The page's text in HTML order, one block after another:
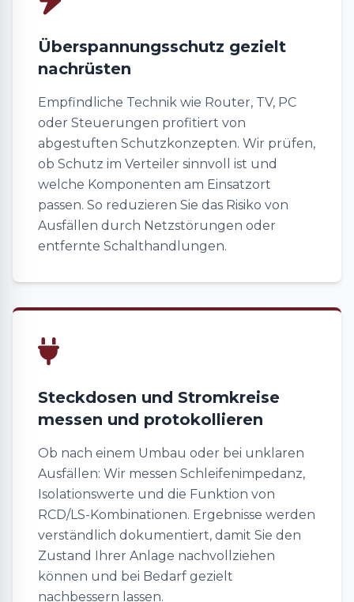
Überspannungsschutz gezielt
nachrüsten
Empfindliche Technik wie Router, TV, PC
oder Steuerungen profitiert von
abgestuften Schutzkonzepten. Wir prüfen,
ob Schutz im Verteiler sinnvoll ist und
welche Komponenten am Einsatzort
passen. So reduzieren Sie das Risiko von
Ausfällen durch Netzstörungen oder
entfernte Schalthandlungen.
Steckdosen und Stromkreise
messen und protokollieren
Ob nach einem Umbau oder bei unklaren
Ausfällen: Wir messen Schleifenimpedanz,
Isolationswerte und die Funktion von
RCD/LS-Kombinationen. Ergebnisse werden
verständlich dokumentiert, damit Sie den
Zustand Ihrer Anlage nachvollziehen
können und bei Bedarf gezielt
nachbessern lassen.